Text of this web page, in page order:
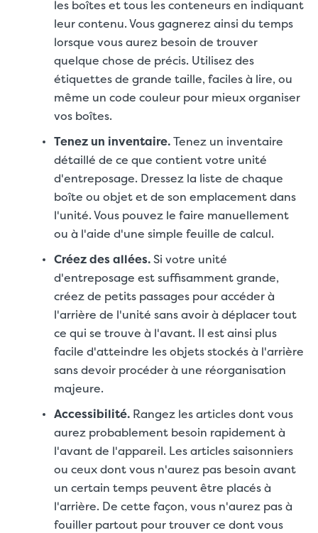
les boîtes et tous les conteneurs en indiquant
leur contenu. Vous gagnerez ainsi du temps
lorsque vous aurez besoin de trouver
quelque chose de précis. Utilisez des
étiquettes de grande taille, faciles à lire, ou
même un code couleur pour mieux organiser
vos boîtes.
Tenez un inventaire.Tenez un inventaire
détaillé de ce que contient votre unité
d'entreposage. Dressez la liste de chaque
boîte ou objet et de son emplacement dans
l'unité. Vous pouvez le faire manuellement
ou à l'aide d'une simple feuille de calcul.
Créez des allées.Si votre unité
d'entreposage est suffisamment grande,
créez de petits passages pour accéder à
l'arrière de l'unité sans avoir à déplacer tout
ce qui se trouve à l'avant. Il est ainsi plus
facile d'atteindre les objets stockés à l'arrière
sans devoir procéder à une réorganisation
majeure.
Accessibilité. Rangez les articles dont vous
aurez probablement besoin rapidement à
l'avant de l'appareil. Les articles saisonniers
ou ceux dont vous n'aurez pas besoin avant
un certain temps peuvent être placés à
l'arrière. De cette façon, vous n'aurez pas à
fouiller partout pour trouver ce dont vous